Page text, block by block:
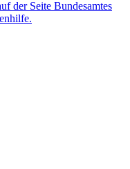
der Seite Bundesamtes